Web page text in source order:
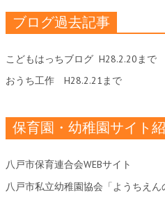
ブログ過去記事
こどもはっちブログ H28.2.20まで
おうち工作 H28.2.21まで
保育園・幼稚園サイト
八戸市保育連合会WEBサイト
八戸市私立幼稚園協会「ようちえん